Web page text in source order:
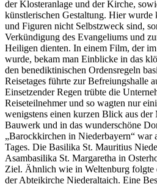
der Klosteranlage und der Kirche,
künstlerischen Gestaltung. Hier wurde
und Figuren nicht Selbstzweck sind,
Verkündigung des Evangeliums und
Heiligen dienten. In einem Film, der
wurde, bekam man Einblicke in das
den benediktinischen Ordensregeln
Reisetages führte zur Befreiungshalle
Einsetzender Regen trübte die
Reiseteilnehmer und so wagten nur
wenigstens einen kurzen Blick aus der
Bauwerk und in das wunderschöne
„Barockkirchen in Niederbayern“ war
Tages. Die Basilika St. Mauritius
Asambasilika St. Margaretha in
Ziel. Ähnlich wie in Weltenburg folgte
der Abteikirche Niederaltaich. Eine